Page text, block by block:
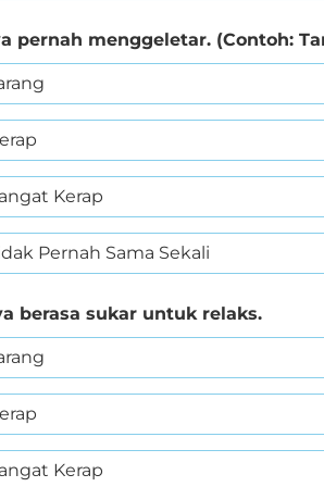
pernah menggeletar. (Contoh:
Kerap
Pernah Sama Sekali
berasa sukar untuk relaks.
Kerap